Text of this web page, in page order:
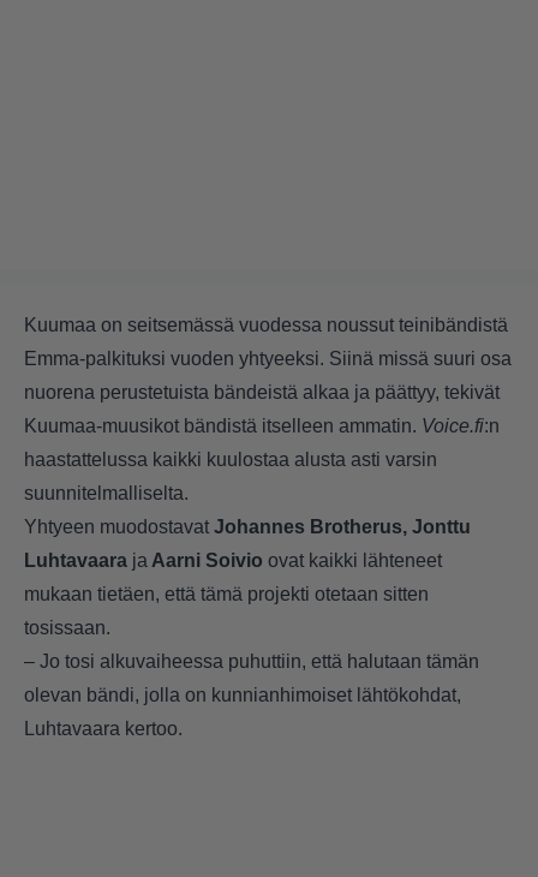
Kuumaa on seitsemässä vuodessa noussut teinibändistä
Emma-palkituksi vuoden yhtyeeksi. Siinä missä suuri osa
nuorena perustetuista bändeistä alkaa ja päättyy, tekivät
Kuumaa-muusikot bändistä itselleen ammatin. Voice.fi:n
haastattelussa kaikki kuulostaa alusta asti varsin
suunnitelmalliselta.
Yhtyeen muodostavat Johannes Brotherus, Jonttu
Luhtavaara ja Aarni Soivio ovat kaikki lähteneet
mukaan tietäen, että tämä projekti otetaan sitten
tosissaan.
– Jo tosi alkuvaiheessa puhuttiin, että halutaan tämän
olevan bändi, jolla on kunnianhimoiset lähtökohdat,
Luhtavaara kertoo.